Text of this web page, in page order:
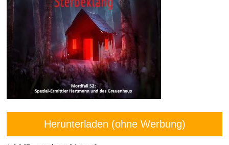
Herunterladen (ohne Werbung)